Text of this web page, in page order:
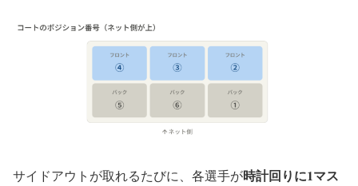
サイドアウトが取れるたびに、各選手が時計回りに1マス